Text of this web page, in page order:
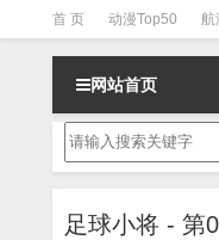
首 页 动漫Top50 航
斗罗3 火影 一拳超
网站首页
足球小将 - 第